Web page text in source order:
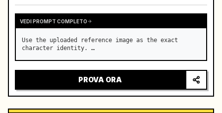
VEDI PROMPT COMPLETO
Use the uploaded reference image as the exact
character identity. …
PROVA ORA